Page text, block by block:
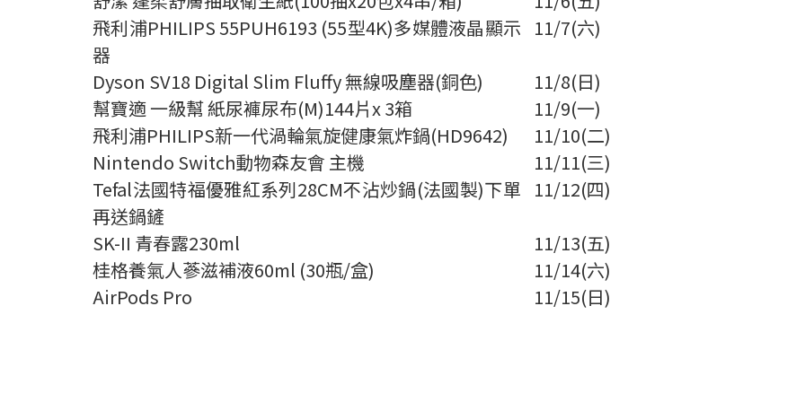
飛利浦PHILIPS 55PUH6193 (55型4K)多媒體液晶顯示
器
11/7(六)
Dyson SV18 Digital Slim Fluffy無線吸塵器(銅色) 11/8(日)
幫寶適 一級幫 紙尿褲尿布(M)144片x 3箱 11/9(一)
飛利浦PHILIPS新一代渦輪氣旋健康氣炸鍋(HD9642) 11/10(二)
Nintendo Switch動物森友會 主機 11/11(三)
Tefal法國特福優雅紅系列28CM不沾炒鍋(法國製)下單
再送鍋鏟
11/12(四)
SK-II 青春露230ml 11/13(五)
桂格養氣人蔘滋補液60ml (30瓶/盒) 11/14(六)
AirPods Pro
11/15(日)